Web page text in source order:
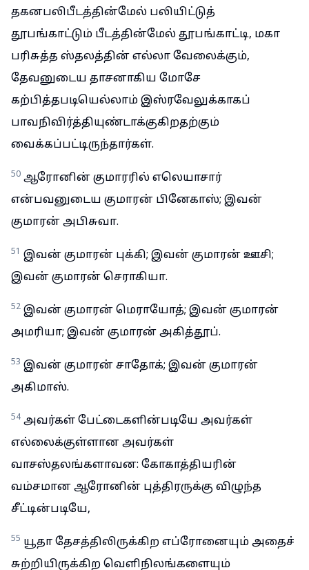
தகனபலிபீடத்தின்மேல் பலியிட்டுத்
தூபங்காட்டும் பீடத்தின்மேல் தூபங்காட்டி, மகா
பரிசுத்த ஸ்தலத்தின் எல்லா வேலைக்கும்,
தேவனுடைய தாசனாகிய மோசே
கற்பித்தபடியெல்லாம் இஸ்ரவேலுக்காகப்
பாவநிவிர்த்தியுண்டாக்குகிறதற்கும்
வைக்கப்பட்டிருந்தார்கள்.
50 ஆரோனின் குமாரரில் எலெயாசார்
என்பவனுடைய குமாரன் பினேகாஸ்; இவன்
குமாரன் அபிசுவா.
51 இவன் குமாரன் புக்கி; இவன் குமாரன் ஊசி;
இவன் குமாரன் செராகியா.
52 இவன் குமாரன் மெராயோத்; இவன் குமாரன்
அமரியா; இவன் குமாரன் அகித்தூப்.
53 இவன் குமாரன் சாதோக்; இவன் குமாரன்
அகிமாஸ்.
54 அவர்கள் பேட்டைகளின்படியே அவர்கள்
எல்லைக்குள்ளான அவர்கள்
வாசஸ்தலங்களாவன: கோகாத்தியரின்
வம்சமான ஆரோனின் புத்திரருக்கு விழுந்த
சீட்டின்படியே,
55 யூதா தேசத்திலிருக்கிற எப்ரோனையும் அதைச்
சுற்றியிருக்கிற வெளிநிலங்களையும்